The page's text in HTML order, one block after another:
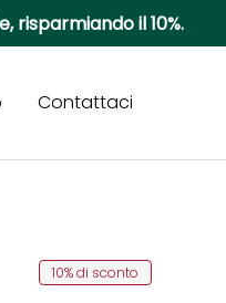
risparmiando il 10%.
Contattaci
10% di sconto